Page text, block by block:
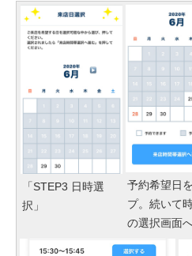
「STEP3 日時選
択」
予約希望日
プ。続いて
の選択画面